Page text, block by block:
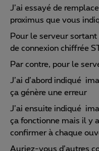
J’ai essayé de
proximus que vous
Pour le serveur sortant
de connexion chiffrée
Par contre, pour le
J’ai d’abord indiqué
ça génère une erreur
J’ai ensuite indiqué
ça fonctionne mais il y
confirmer à chaque
Auriez-vous d’autres